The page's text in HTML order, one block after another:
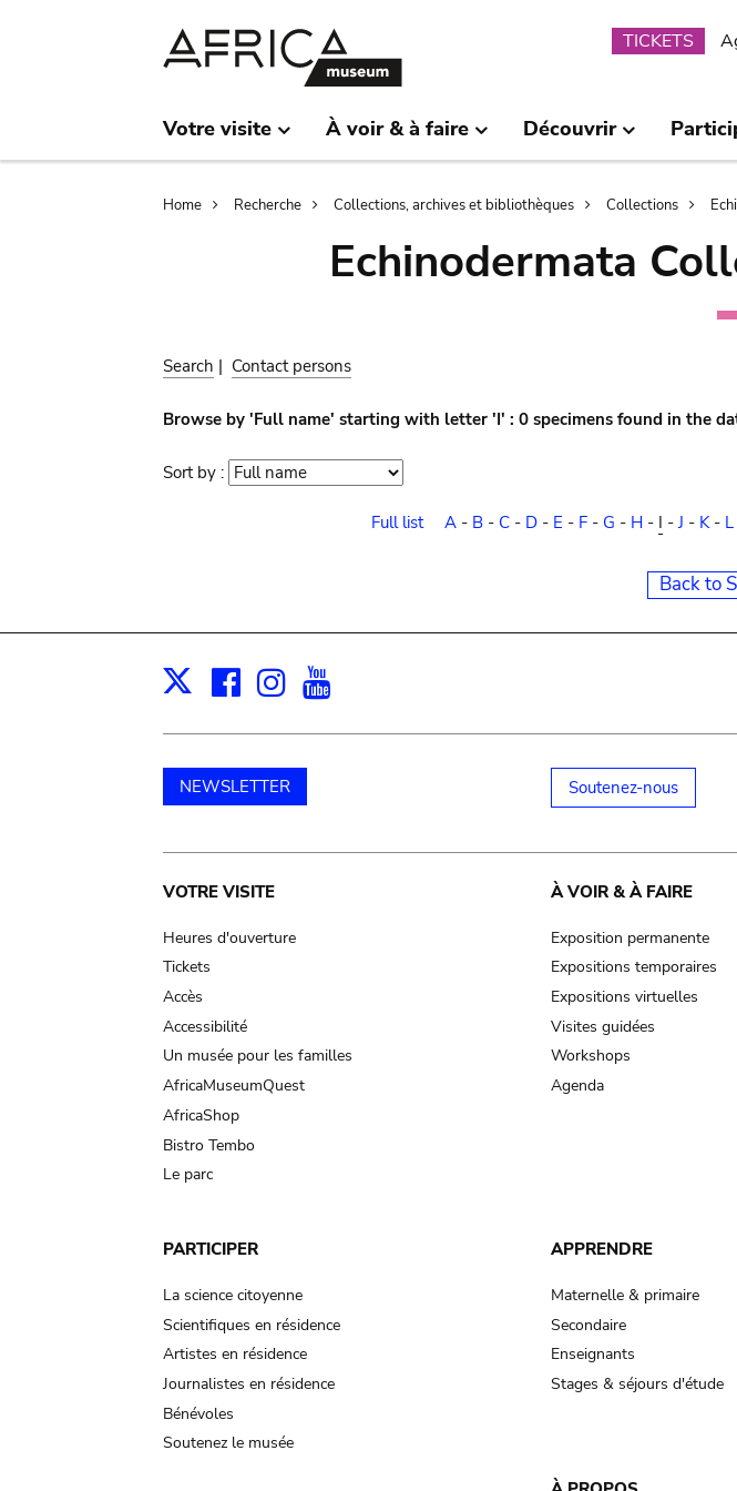
TICKETS
Votre visite À voir & à faire Découvrir
Breadcrumb
Home Recherche Collections, archives et bibliothèques Collections
Echinodermata
Search | Contact persons
Browse by 'Full name' starting with letter 'I' : 0 specimens found in the
Sort by : Sort
Full list
A- B- C- D- E - F- G - H- I -J - K- L
Back to
X Facebook
Instagram
NEWSLETTER Soutenez-nous
Main
navigation
VOTRE VISITE
Heures d'ouverture
Tickets
Accès
Accessibilité
Un musée pour les familles
AfricaMuseumQuest
AfricaShop
Bistro Tembo
Le parc
À VOIR & À FAIRE
Exposition permanente
Expositions temporaires
Expositions virtuelles
Visites guidées
Workshops
Agenda
PARTICIPER
La science citoyenne
Scientifiques en résidence
Artistes en résidence
Journalistes en résidence
Bénévoles
Soutenez le musée
APPRENDRE
Maternelle & primaire
Secondaire
Enseignants
Stages & séjours d'étude